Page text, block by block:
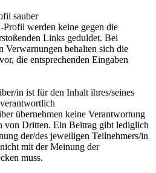
sauber
werden keine gegen die
Links geduldet. Bei
Verwarnungen behalten sich die
die entsprechenden Eingaben
in ist für den Inhalt ihres/seines
übernehmen keine Verantwortung
von Dritten. Ein Beitrag gibt lediglich
der/des jeweiligen Teilnehmers/in
mit der Meinung der
muss.